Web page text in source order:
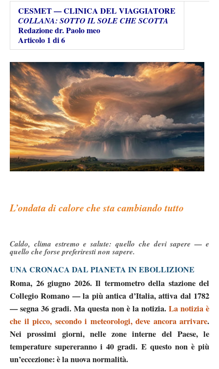
CESMET — CLINICA DEL VIAGGIATORE
COLLANA: SOTTO IL SOLE CHE SCOTTA
Redazione dr. Paolo meo
Articolo 1 di 6
L’ondata di calore che sta cambiando tutto
Caldo, clima estremo e salute: quello che devi sapere — e
quello che forse preferiresti non sapere.
UNA CRONACA DAL PIANETA IN EBOLLIZIONE
Roma, 26giugno 2026.Il termometro della stazione del
Collegio Romano — la più antica d’Italia, attiva dal 1782
— segna 36 gradi. Ma questa non è la notizia. La notizia è
che il picco, secondo i meteorologi, deve ancora arrivare.
Nei prossimi giorni, nelle zone interne del Paese, le
temperaturesupereranno i 40 gradi. E questo non è più
un’eccezione: è la nuova normalità.